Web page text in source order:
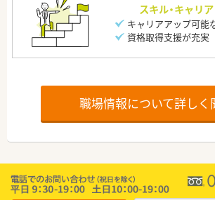
スキル・キャリア
キャリアアップ可能
資格取得支援が充実
職場情報について詳しく